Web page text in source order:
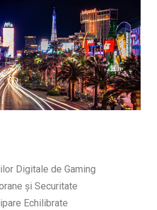
Digitale de Gaming
și Securitate
Echilibrate